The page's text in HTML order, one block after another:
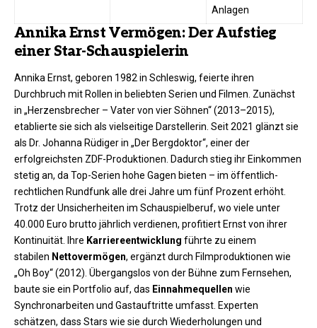
Anlagen ​
Annika Ernst Vermögen: Der Aufstieg
einer Star-Schauspielerin
Annika Ernst, geboren 1982 in Schleswig, feierte ihren
Durchbruch mit Rollen in beliebten Serien und Filmen. Zunächst
in „Herzensbrecher – Vater von vier Söhnen“ (2013–2015),
etablierte sie sich als vielseitige Darstellerin. Seit 2021 glänzt sie
als Dr. Johanna Rüdiger in „Der Bergdoktor“, einer der
erfolgreichsten ZDF-Produktionen. Dadurch stieg ihr Einkommen
stetig an, da Top-Serien hohe Gagen bieten – im öffentlich-
rechtlichen Rundfunk alle drei Jahre um fünf Prozent erhöht.
Trotz der Unsicherheiten im Schauspielberuf, wo viele unter
40.000 Euro brutto jährlich verdienen, profitiert Ernst von ihrer
Kontinuität. Ihre Karriereentwicklung führte zu einem
stabilen Nettovermögen, ergänzt durch Filmproduktionen wie
„Oh Boy“ (2012). Übergangslos von der Bühne zum Fernsehen,
baute sie ein Portfolio auf, das Einnahmequellen wie
Synchronarbeiten und Gastauftritte umfasst. Experten
schätzen, dass Stars wie sie durch Wiederholungen und